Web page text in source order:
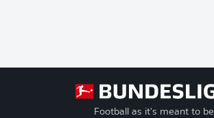
Football as it's meant to be